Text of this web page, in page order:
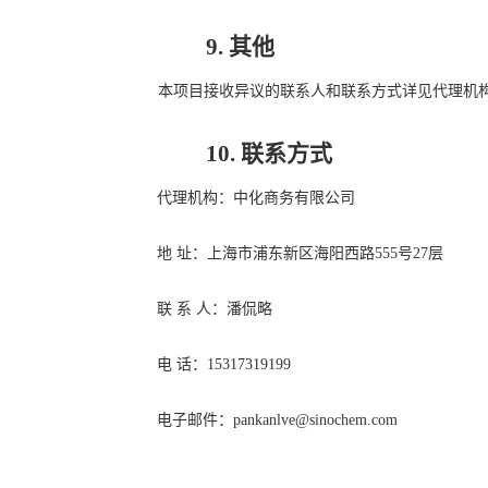
9. 其他
本项目接收异议的联系人和联系方式详见代理机
10. 联系方式
代理机构：中化商务有限公司
地 址：上海市浦东新区海阳西路555号27层
联 系 人：潘侃略
电 话： 15317319199
电子邮件： pankanlve@sinochem.com